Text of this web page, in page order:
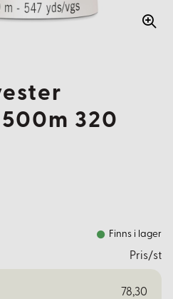
320
Finns i lager
Pris/st
78,30